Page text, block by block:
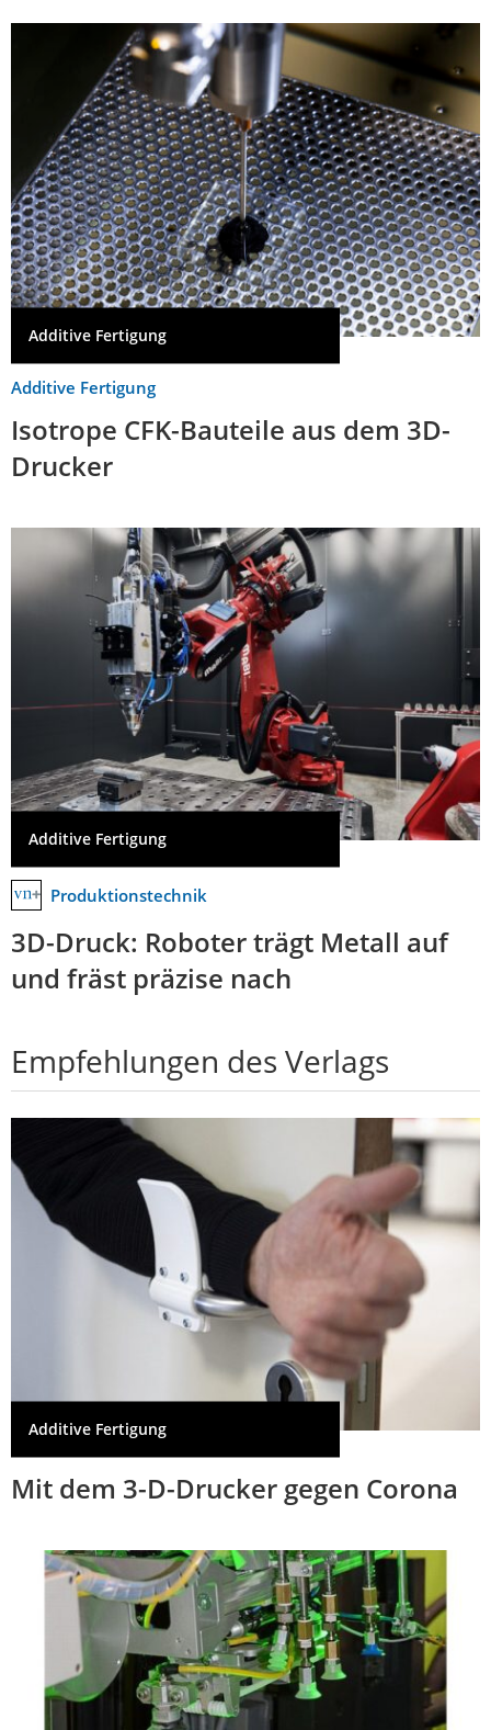
Additive Fertigung
Additive Fertigung
Isotrope CFK-Bauteile aus dem 3D-
Drucker
Additive Fertigung
Produktionstechnik
3D-Druck: Roboter trägt Metall auf
und fräst präzise nach
Empfehlungen des Verlags
Additive Fertigung
Mit dem 3-D-Drucker gegen Corona